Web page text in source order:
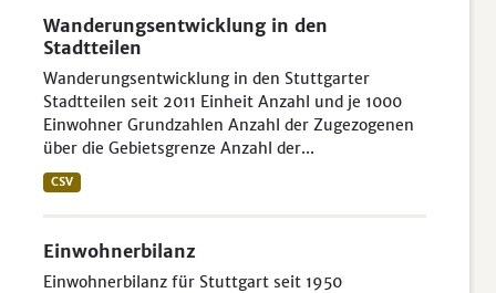
Wanderungsentwicklung in den
Stadtteilen
Wanderungsentwicklung in den Stuttgarter
Stadtteilen seit 2011 Einheit Anzahl und je 1000
Einwohner Grundzahlen Anzahl der Zugezogenen
über die Gebietsgrenze Anzahl der...
CSV
Einwohnerbilanz
Einwohnerbilanz für Stuttgart seit 1950